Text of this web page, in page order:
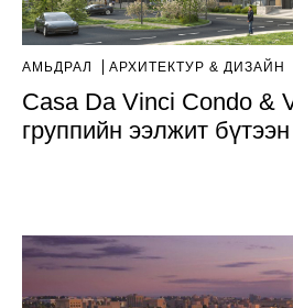
АМЬДРАЛ AРХИТЕКТУР & ДИЗАЙН
Casa Da Vinci Condo &
группийн ээлжит